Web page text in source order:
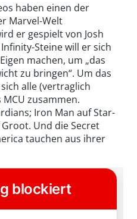
haben einen der
Marvel-Welt
er gespielt von Josh
Steine will er sich
machen, um „das
zu bringen“. Um das
alle (vertraglich
zusammen.
Iron Man auf Star-
Und die Secret
tauchen aus ihrer